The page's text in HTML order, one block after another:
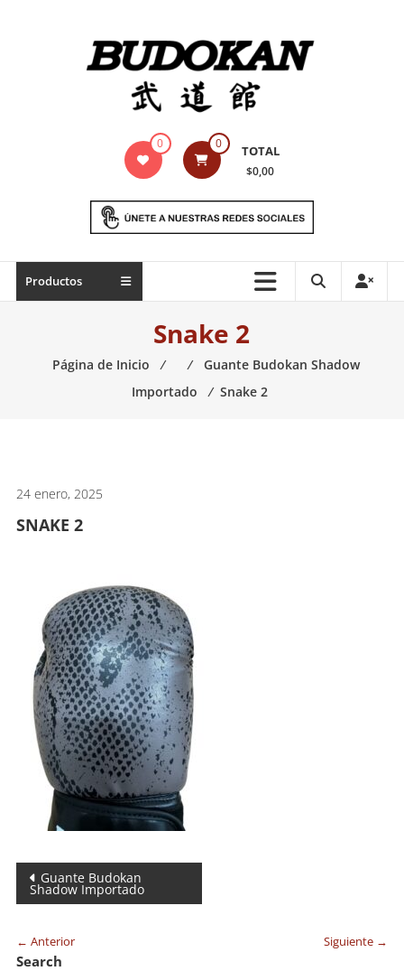
Indumentaria
marciales
Todo
necesario
0 0 TOTAL
$0,00
Productos
Snake 2
Página de Inicio ⁄ ⁄
Guante Budokan Shadow
Importado
⁄ Snake 2
24 enero, 2025
SNAKE 2
Navegación
de
entradas
Guante Budokan
Shadow Importado
← Anterior Siguiente →
Search